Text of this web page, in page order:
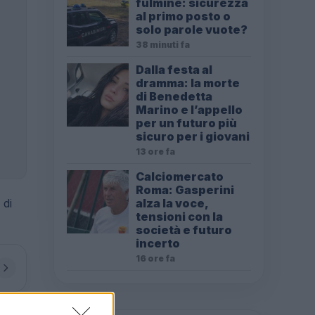
fulmine: sicurezza
al primo posto o
solo parole vuote?
38 minuti fa
Dalla festa al
dramma: la morte
di Benedetta
Marino e l’appello
per un futuro più
sicuro per i giovani
13 ore fa
Calciomercato
Roma: Gasperini
alza la voce,
tensioni con la
società e futuro
incerto
16 ore fa